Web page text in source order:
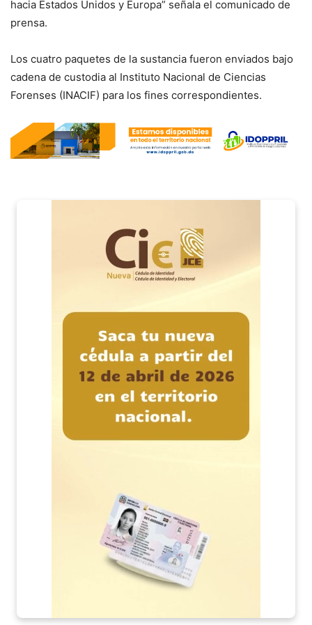
hacia Estados Unidos y Europa” señala el comunicado de
prensa.
Los cuatro paquetes de la sustancia fueron enviados bajo
cadena de custodia al Instituto Nacional de Ciencias
Forenses (INACIF) para los fines correspondientes.